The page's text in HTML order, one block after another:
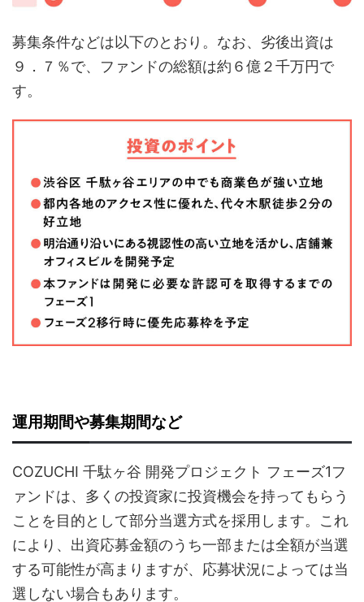
募集条件などは以下のとおり。なお、劣後出資は
９．７％で、ファンドの総額は約６億２千万円で
す。
運用期間や募集期間など
COZUCHI 千駄ヶ谷 開発プロジェクト フェーズ1フ
ァンドは、多くの投資家に投資機会を持ってもらう
ことを目的として部分当選方式を採用します。これ
により、出資応募金額のうち一部または全額が当選
する可能性が高まりますが、応募状況によっては当
選しない場合もあります。